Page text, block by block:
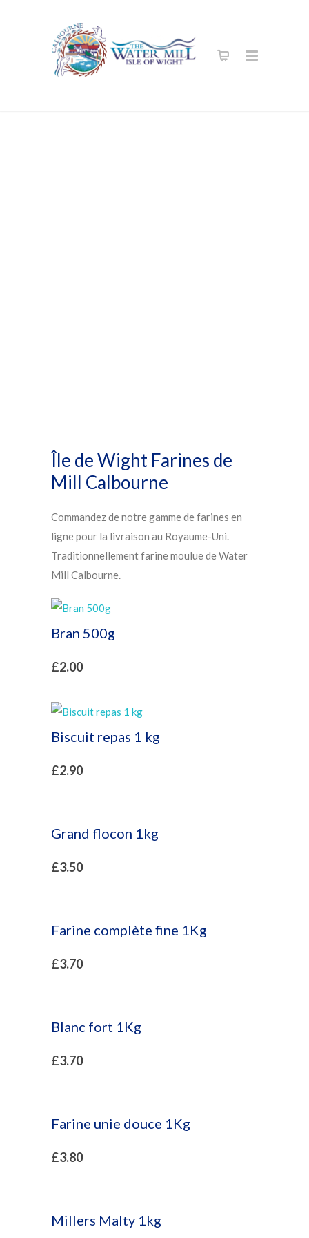
Île de Wight Farines de
Mill Calbourne
Commandez de notre gamme de farines en
ligne pour la livraison au Royaume-Uni.
Traditionnellement farine moulue de Water
Mill Calbourne.
Bran 500g
£2.00
Biscuit repas 1 kg
£2.90
Grand flocon 1kg
£3.50
Farine complète fine 1Kg
£3.70
Blanc fort 1Kg
£3.70
Farine unie douce 1Kg
£3.80
Millers Malty 1kg